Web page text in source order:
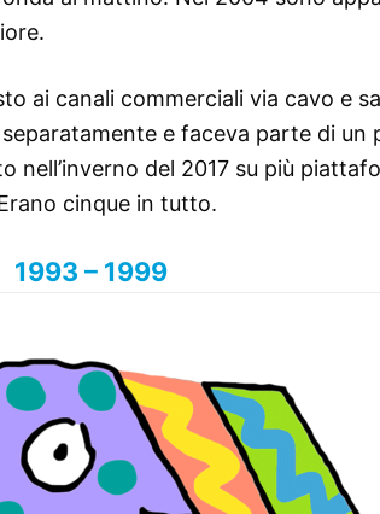
ai canali commerciali via cavo e
e faceva parte di
nell’inverno del 2017 su più
cinque in tutto.
1993 – 1999